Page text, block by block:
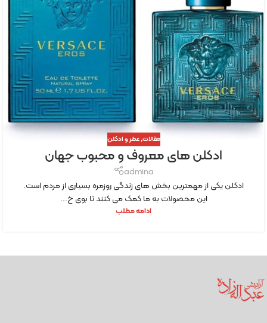
مقالات,عطر و ادکلن
ادکلن های معروف و محبوب جهان
admina
ادکلن یکی از مهمترین بخش های زندگی روزمره بسیاری از مردم است.
این محصولات به ما کمک می کنند تا بوی خ...
ادامه مطلب